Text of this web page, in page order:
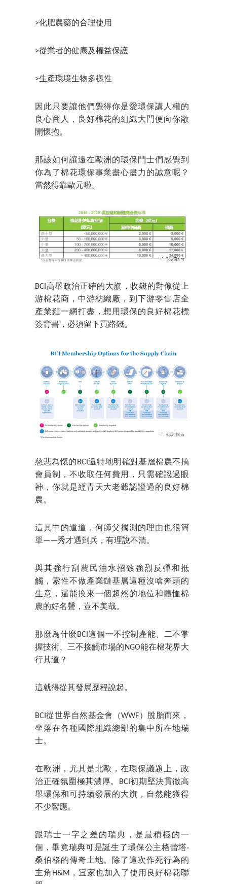
>化肥農藥的合理使用
>從業者的健康及權益保護
>生產環境生物多樣性
因此只要讓他們覺得你是愛環保講人權的
良心商人，良好棉花的組織大門便向你敞
開懷抱。
那該如何讓遠在歐洲的環保鬥士們感覺到
你為了棉花環保事業盡心盡力的誠意呢？
當然得靠歐元啦。
BCI高舉政治正確的大旗，收錢的對像從上
游棉花商，中游紡織廠，到下游零售店全
產業鏈一網打盡，想用環保的良好棉花標
簽背書，必須留下買路錢。
慈悲為懷的BCI還特地明確對基層棉農不搞
會員制，不收取任何費用，只需確認過眼
神，你就是經青天大老爺認證過的良好棉
農。
這其中的道道，何師父揣測的理由也很簡
單——秀才遇到兵，有理說不清。
與其強行刮農民油水招致強烈反彈和抵
觸，索性不做產業鏈基層這種沒啥奔頭的
生意，還能換來一個超然的地位和體恤棉
農的好名聲，豈不美哉。
那麼為什麼BCI這個一不控制產能、二不掌
握技術、三不接觸市場的NGO能在棉花界大
行其道？
這就得從其發展歷程說起。
BCI從世界自然基金會（WWF）脫胎而來，
坐落在各種國際組織總部的集中所在地瑞
士。
在歐洲，尤其是北歐，在環保議題上，政
治正確氛圍極其濃厚。BCI初期堅決貫徹高
舉環保和可持續發展的大旗，自然能獲得
不少響應。
跟瑞士一字之差的瑞典，是最積極的一
個，畢竟瑞典可是誕生了環保公主格蕾塔·
桑伯格的傳奇土地。除了這次作死行為的
主角H&M，宜家也加入了使用良好棉花聯